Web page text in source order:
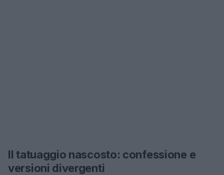
Il tatuaggio nascosto: confessione e
versioni divergenti